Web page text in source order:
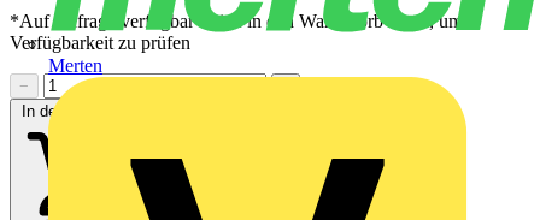
Merten
*Auf Anfrage verfügbar - bitte in den Warenkorb legen, um
Verfügbarkeit zu prüfen
−
In den Warenkorb